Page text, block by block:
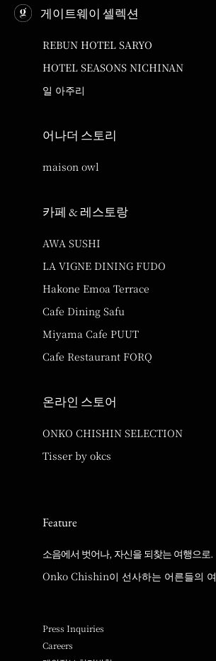
게이트웨이 셀렉션
REBUN HOTEL SARYO
HOTEL SEASONS NICHINAN
일 아주리
어나더 스토리
maison owl
카페 & 레스토랑
AWA SUSHI
LA VIGNE DINING FUDO
Hakone Emoa Terrace
Cafe Dining Safu
Miyama Cafe PUUT
Cafe Restaurant FORQ
온라인 스토어
ONKO CHISHIN SELECTION
Tisser by okcs
Feature
소음에서 벗어나, 자신을 되찾는 여행으로.
Onko Chishin이 선사하는 어른들의
Press Inquiries
Careers